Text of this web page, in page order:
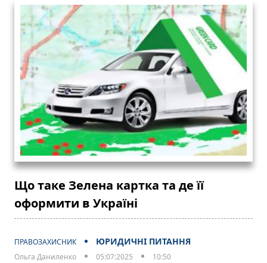
Що таке Зелена картка та де її
оформити в Україні
ПРАВОЗАХИСНИК ЮРИДИЧНІ ПИТАННЯ
Ольга Даниленко 05:07:2025 10:50